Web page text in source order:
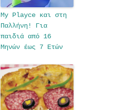
My Playce και στη
Παλλήνη! Για
παιδιά από 16
Μηνών έως 7 Ετών